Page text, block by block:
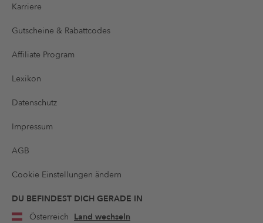
Karriere
Gutscheine & Rabattcodes
Affiliate Program
Lexikon
Datenschutz
Impressum
AGB
Cookie Einstellungen ändern
DU BEFINDEST DICH GERADE IN
Österreich Land wechseln